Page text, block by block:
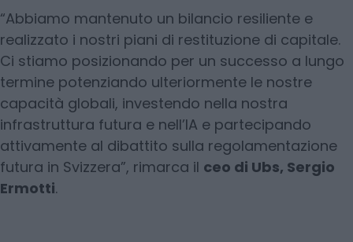
“Abbiamo mantenuto un bilancio resiliente e
realizzato i nostri piani di restituzione di capitale.
Ci stiamo posizionando per un successo a lungo
termine potenziando ulteriormente le nostre
capacità globali, investendo nella nostra
infrastruttura futura e nell’IA e partecipando
attivamente al dibattito sulla regolamentazione
futura in Svizzera”, rimarca il ceo di Ubs, Sergio
Ermotti.